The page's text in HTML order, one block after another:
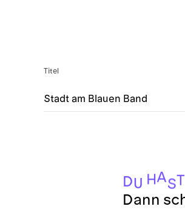
Titel
Stadt am Blauen Band
DU H AST
Dann